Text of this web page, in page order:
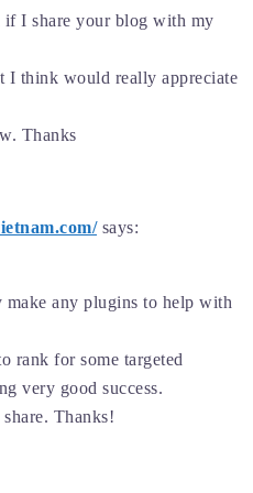
I share your blog with my
I think would really appreciate
Thanks
says:
any plugins to help with
rank for some targeted
very good success.
Thanks!